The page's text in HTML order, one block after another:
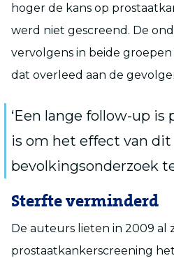
hoger de kans op
werd niet gescreend. De
vervolgens in beide
dat overleed aan de
‘Een lange follow-up
is om het effect van dit
bevolkingsonderzoek
Sterfte verminderd
De auteurs lieten in 2009 al
prostaatkankerscreening het